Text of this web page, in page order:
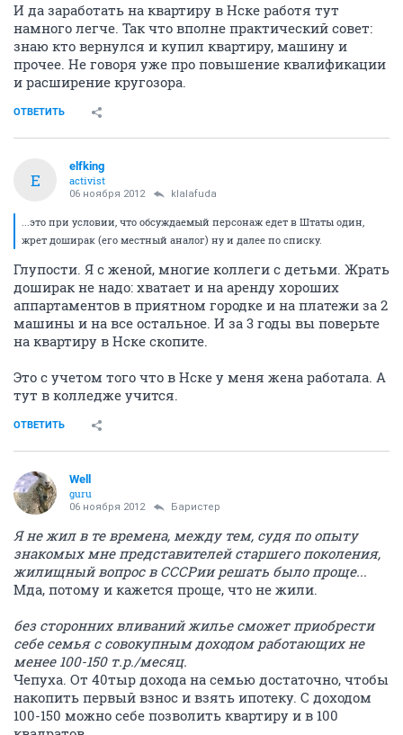
И да заработать на квартиру в Нске работя тут
намного легче. Так что вполне практический совет:
знаю кто вернулся и купил квартиру, машину и
прочее. Не говоря уже про повышение квалификации
и расширение кругозора.
ОТВЕТИТЬ
E
elfking
activist
06 ноября 2012 klalafuda
...это при условии, что обсуждаемый персонаж едет в Штаты один,
жрет доширак (его местный аналог) ну и далее по списку.
Глупости. Я с женой, многие коллеги с детьми. Жрать
доширак не надо: хватает и на аренду хороших
аппартаментов в приятном городке и на платежи за 2
машины и на все остальное. И за 3 годы вы поверьте
на квартиру в Нске скопите.
Это с учетом того что в Нске у меня жена работала. А
тут в колледже учится.
ОТВЕТИТЬ
Well
guru
06 ноября 2012 Баристер
Я не жил в те времена, между тем, судя по опыту
знакомых мне представителей старшего поколения,
жилищный вопрос в СССРии решать было проще...
Мда, потому и кажется проще, что не жили.
без сторонних вливаний жилье сможет приобрести
себе семья с совокупным доходом работающих не
менее 100-150 т.р./месяц.
Чепуха. От 40тыр дохода на семью достаточно, чтобы
накопить первый взнос и взять ипотеку. С доходом
100-150 можно себе позволить квартиру и в 100